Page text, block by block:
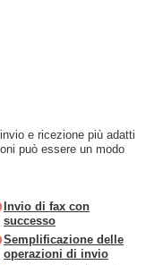
e ricezione più adatti
può essere un modo
Invio di fax con
successo
Semplificazione delle
operazioni di invio